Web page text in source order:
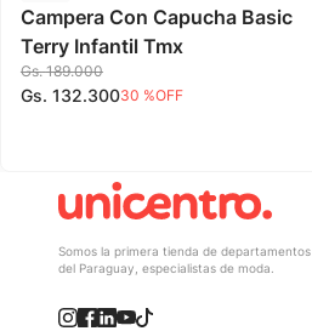
Campera Con Capucha Basic
Terry Infantil Tmx
Gs. 189.000
Gs. 132.30030 %OFF
Somos la primera tienda de departamentos
del Paraguay, especialistas de moda.